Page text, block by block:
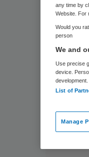
any time by
Website. For
Would you
person
We and
Use precise
device.
development.
List of
Manage